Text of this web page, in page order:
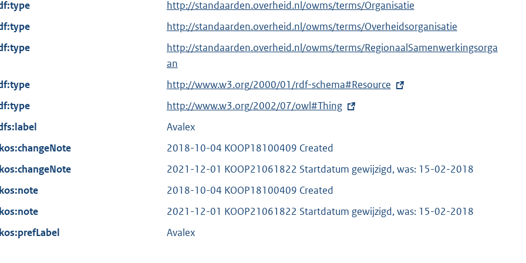
e
r
n
i
n
k
http://standaarden.overheid.nl/owms/terms/Organisatie
http://standaarden.overheid.nl/owms/terms/Overheidsorganisatie
http://standaarden.overheid.nl/owms/terms/RegionaalSamenwerkingsorga
an
E
x
e
r
n
l
i
n
http://www.w3.org/2000/01/rdf-schema#Resource
E
x
e
r
n
l
i
http://www.w3.org/2002/07/owl#Thing
Avalex
2018-10-04 KOOP18100409 Created
2021-12-01 KOOP21061822 Startdatum gewijzigd, was: 15-02-2018
2018-10-04 KOOP18100409 Created
2021-12-01 KOOP21061822 Startdatum gewijzigd, was: 15-02-2018
Avalex